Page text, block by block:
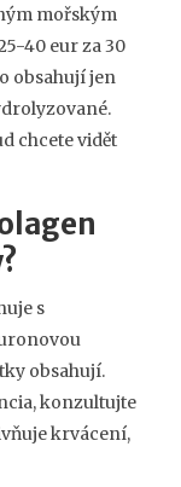
mořským
40 eur za 30
obsahují jen
chcete vidět
s
obsahují.
konzultujte
krvácení,